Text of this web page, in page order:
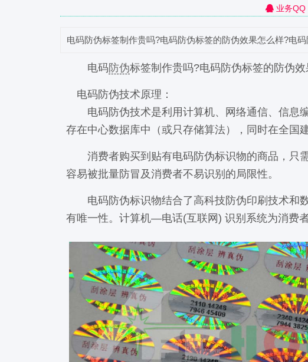
业务QQ
电码防伪标签制作贵吗?电码防伪标签的防伪效果怎么样?电
电码 防伪标签制作贵吗?电码防伪标签的防伪
电码防伪技术原理：
电码防伪技术是利用计算机、网络通信、信息编
存在中心数据库中（或只存储算法），同时在全国
消费者购买到贴有电码防伪标识物的商品，只需
容易被批量防冒及消费者不易识别的局限性。
电码防伪标识物结合了高科技防伪印刷技术和数
有唯一性。计算机—电话(互联网) 识别系统为消费